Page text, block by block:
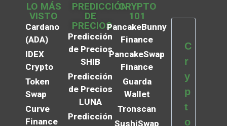
LO MÁS
VISTO
Cardano
(ADA)
IDEX
Crypto
Token
Swap
Curve
Finance
PREDICCIÓN
DE
PRECIOS
Predicción
de Precios
SHIB
Predicción
de Precios
LUNA
Predicción
CRYPTO
101
PancakeBunny
Finance
PancakeSwap
Finance
Guarda
Wallet
Tronscan
SushiSwap
C
r
y
p
t
o